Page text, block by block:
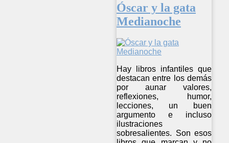
Óscar y la gata
Medianoche
Hay libros infantiles que
destacan entre los demás
por aunar valores,
reflexiones, humor,
lecciones, un buen
argumento e incluso
ilustraciones
sobresalientes. Son esos